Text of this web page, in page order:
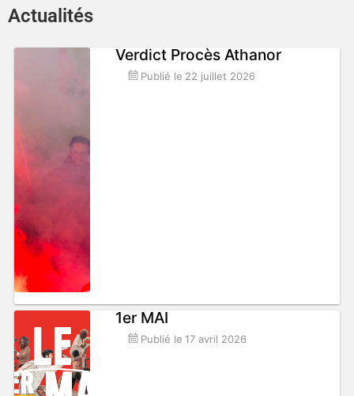
Actualités
Verdict Procès Athanor
Publié le 22 juillet 2026
1er MAI
Publié le 17 avril 2026